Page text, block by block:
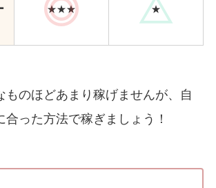
★★★ ★
ものほどあまり稼げませんが、自
合った方法で稼ぎましょう！